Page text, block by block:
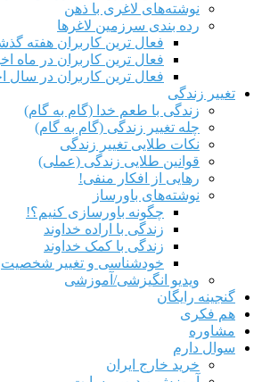
نوشته‌های لاغری با ذهن
رده بندی سرزمین لاغرها
فعال ترین کاربران هفته
فعال ترین کاربران در ماه
فعال ترین کاربران در سال
تغییر زندگی
زندگی با طعم خدا (گام به گام)
چله تغییر زندگی (گام به گام)
نکات طلایی تغییر زندگی
قوانین طلایی زندگی (عملی)
رهایی از افکار منفی!
نوشته‌های باورساز
چگونه باورسازی کنیم؟!
زندگی با اراده خداوند
زندگی با کمک خداوند
خودشناسی و تغییر شخصیت
ویدیو انگیزشی/آموزشی
گنجینه رایگان
هم‌ فکری
مشاوره
سوال دارم
خرید خارج ایران